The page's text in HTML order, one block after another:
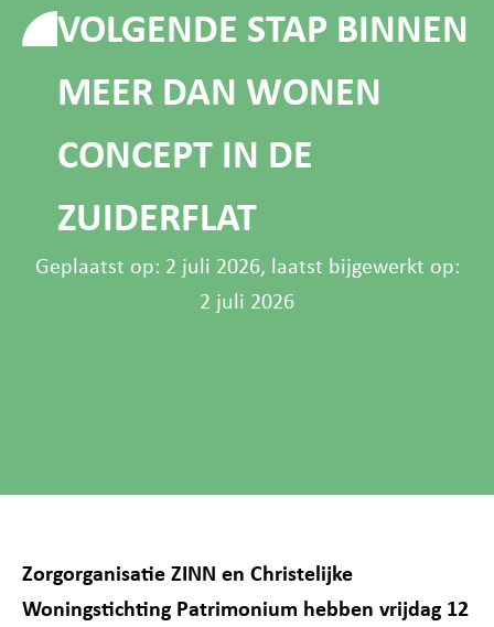
VOLGENDE STAP BINNEN
MEER DAN WONEN
CONCEPT IN DE
ZUIDERFLAT
Geplaatst op: 2 juli 2026, laatst bijgewerkt op:
2 juli 2026
Zorgorganisatie ZINN en Christelijke
Woningstichting Patrimonium hebben vrijdag 12